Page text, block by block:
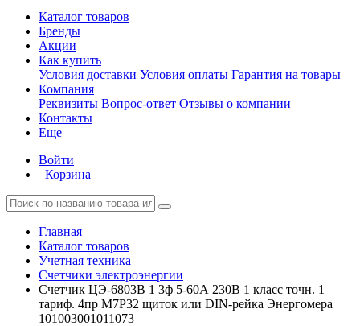
Каталог товаров
Бренды
Акции
Как купить
Условия доставки Условия оплаты Гарантия на товары
Компания
Реквизиты Вопрос-ответ Отзывы о компании
Контакты
Еще
Войти
Корзина
Главная
Каталог товаров
Учетная техника
Счетчики электроэнергии
Счетчик ЦЭ-6803В 1 3ф 5-60А 230В 1 класс точн. 1
тариф. 4пр М7Р32 щиток или DIN-рейка Энергомера
101003001011073